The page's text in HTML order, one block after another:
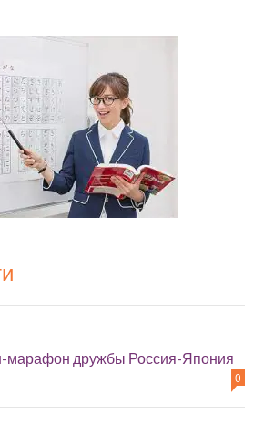
марафон дружбы Россия-Япония
0